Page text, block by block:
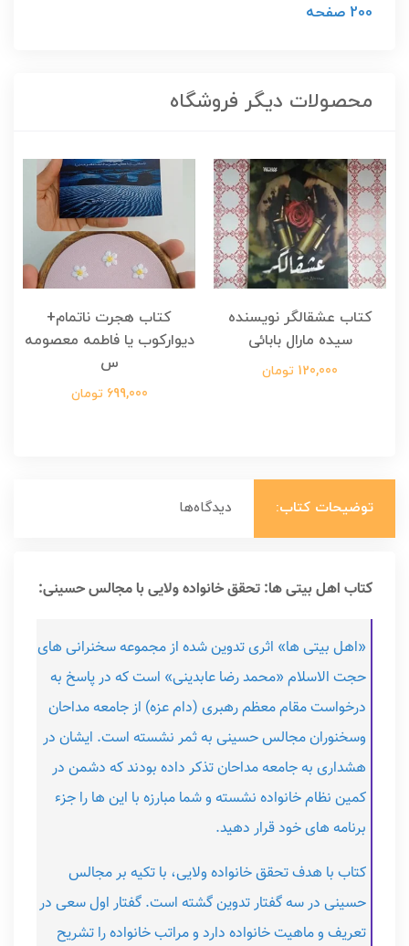
200 صفحه
محصولات دیگر فروشگاه
کتاب عشقالگر نویسنده
سیده مارال بابائی
120,000 تومان
کتاب هجرت ناتمام+
دیوارکوب یا فاطمه معصومه
س
699,000 تومان
توضیحات کتاب: دیدگاه‌ها
کتاب اهل بیتی ها: تحقق خانواده ولایی با مجالس حسینی:
«اهل بیتی ها» اثری تدوین شده از مجموعه سخنرانی های
حجت الاسلام «محمد رضا عابدینی» است که در پاسخ به
درخواست مقام معظم رهبری (دام عزه) از جامعه مداحان
وسخنوران مجالس حسینی به ثمر نشسته است. ایشان در
هشداری به جامعه مداحان تذکر داده بودند که دشمن در
کمین نظام خانواده نشسته و شما مبارزه با این ها را جزء
برنامه های خود قرار دهید.
کتاب با هدف تحقق خانواده ولایی، با تکیه بر مجالس
حسینی در سه گفتار تدوین گشته است. گفتار اول سعی در
تعریف و ماهیت خانواده دارد و مراتب خانواده را تشریح